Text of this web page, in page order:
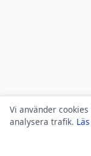
Vi använder
analysera trafik.